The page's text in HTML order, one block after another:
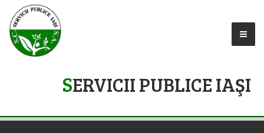
SERVICII PUBLICE IAŞI